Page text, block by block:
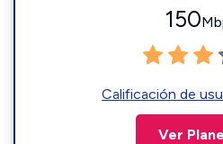
150
Calificación de
Ver